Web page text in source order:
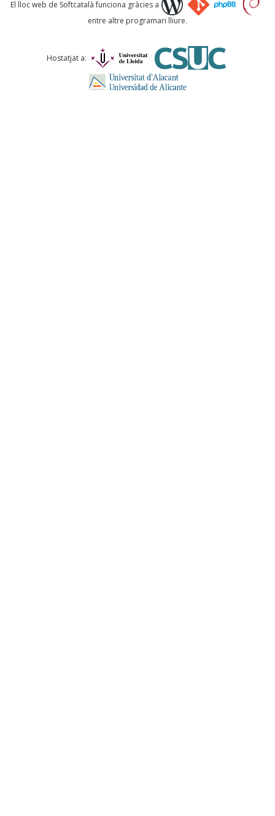
Comentari *
El lloc web de Softcatalà funciona gràcies a
entre altre programari lliure.
Hostatjat a: